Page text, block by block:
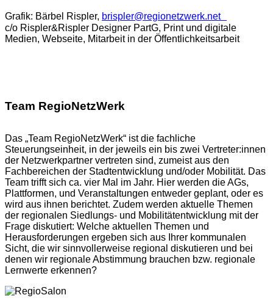
Grafik: Bärbel Rispler, brispler@regionetzwerk.net
c/o Rispler&Rispler Designer PartG, Print und digitale
Medien, Webseite, Mitarbeit in der Öffentlichkeitsarbeit
Team RegioNetzWerk
Das „Team RegioNetzWerk“ ist die fachliche
Steuerungseinheit, in der jeweils ein bis zwei Vertreter:innen
der Netzwerkpartner vertreten sind, zumeist aus den
Fachbereichen der Stadtentwicklung und/oder Mobilität. Das
Team trifft sich ca. vier Mal im Jahr. Hier werden die AGs,
Plattformen, und Veranstaltungen entweder geplant, oder es
wird aus ihnen berichtet. Zudem werden aktuelle Themen
der regionalen Siedlungs- und Mobilitätentwicklung mit der
Frage diskutiert: Welche aktuellen Themen und
Herausforderungen ergeben sich aus Ihrer kommunalen
Sicht, die wir sinnvollerweise regional diskutieren und bei
denen wir regionale Abstimmung brauchen bzw. regionale
Lernwerte erkennen?